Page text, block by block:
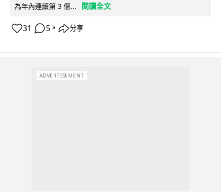
為年內連續第 3 個...
閱讀全文
31 5 ↗ 分享
ADVERTISEMENT